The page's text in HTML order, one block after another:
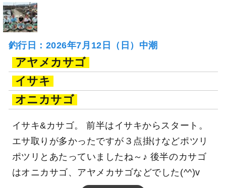
釣行日：2026年7月12日（日）中潮
アヤメカサゴ
イサキ
オニカサゴ
イサキ&カサゴ。 前半はイサキからスタート。
エサ取りが多かったですが３点掛けなどポツリ
ポツリとあたっていましたね～♪ 後半のカサゴ
はオニカサゴ、アヤメカサゴなどでした(^^)v